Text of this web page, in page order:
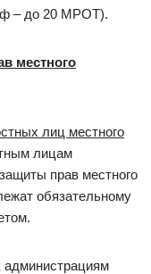
– до 20 МРОТ).
местного
лиц местного
лицам
прав местного
обязательному